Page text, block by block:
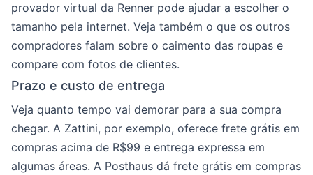
provador virtual da Renner pode ajudar a escolher o
tamanho pela internet. Veja também o que os outros
compradores falam sobre o caimento das roupas e
compare com fotos de clientes.
Prazo e custo de entrega
Veja quanto tempo vai demorar para a sua compra
chegar. A Zattini, por exemplo, oferece frete grátis em
compras acima de R$99 e entrega expressa em
algumas áreas. A Posthaus dá frete grátis em compras